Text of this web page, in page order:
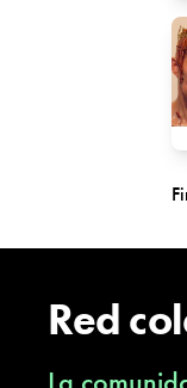
Red